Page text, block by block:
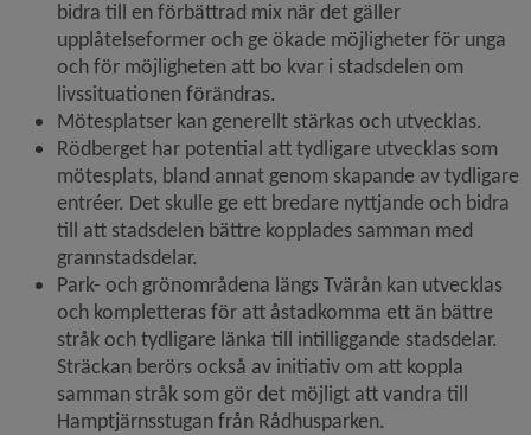
bidra till en förbättrad mix när det gäller
upplåtelseformer och ge ökade möjligheter för unga
och för möjligheten att bo kvar i stadsdelen om
livssituationen förändras.
Mötesplatser kan generellt stärkas och utvecklas.
Rödberget har potential att tydligare utvecklas som
mötesplats, bland annat genom skapande av tydligare
entréer. Det skulle ge ett bredare nyttjande och bidra
till att stadsdelen bättre kopplades samman med
grannstadsdelar.
Park- och grönområdena längs Tvärån kan utvecklas
och kompletteras för att åstadkomma ett än bättre
stråk och tydligare länka till intilliggande stadsdelar.
Sträckan berörs också av initiativ om att koppla
samman stråk som gör det möjligt att vandra till
Hamptjärnsstugan från Rådhusparken.